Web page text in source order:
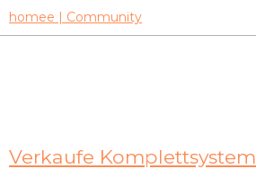
homee | Community
Verkaufe Komplettsystem